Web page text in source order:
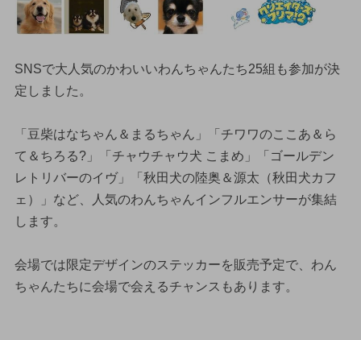
SNSで大人気のかわいいわんちゃんたち25組も参加が決
定しました。
「豆柴はなちゃん＆まるちゃん」「チワワのここあ＆ら
て＆ちろる?」「チャウチャウ犬 こまめ」「ゴールデン
レトリバーのイヴ」「秋田犬の陸奥＆源太（秋田犬カフ
ェ）」など、人気のわんちゃんインフルエンサーが集結
します。
会場では限定デザインのステッカーを販売予定で、わん
ちゃんたちに会場で会えるチャンスもあります。